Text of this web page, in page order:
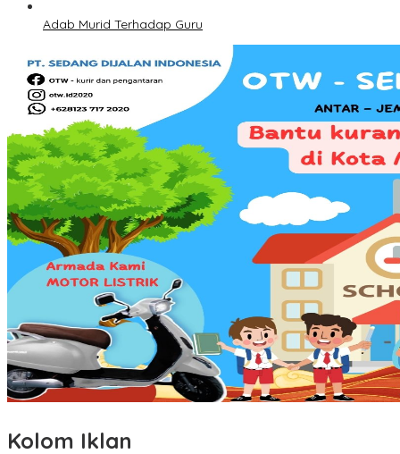
Adab Murid Terhadap Guru
Kolom Iklan